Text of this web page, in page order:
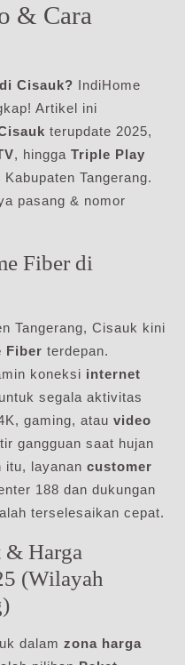
& Cara
Cisauk? IndiHome
Artikel ini
terupdate 2025,
, hingga Triple Play
Tangerang.
pasang & nomor
Fiber di
Tangerang, Cisauk kini
Fiber terdepan.
koneksi internet
untuk segala aktivitas
gaming, atau video
gangguan saat hujan
itu, layanan customer
188 dan dukungan
terselesaikan cepat.
& Harga
(Wilayah
dalam zona harga